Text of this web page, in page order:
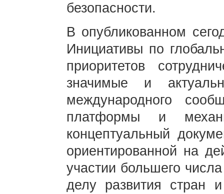
безопасности.
В опубликованном
Инициативы по
приоритетов
значимые и
международного
платформы и
концептуальный
ориентированной на
участии большего
делу развития стран